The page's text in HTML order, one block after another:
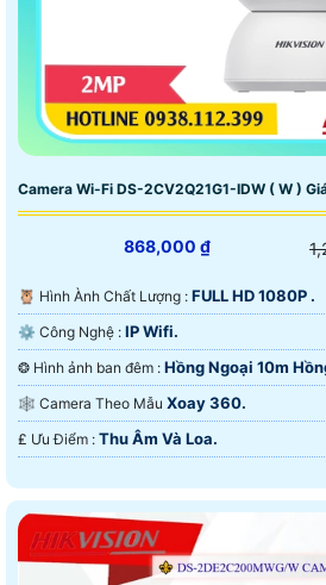
Camera Wi-Fi DS-2CV2Q21G1-IDW ( W )
868,000 ₫
🦉 Hình Ành Chất Lượng : FULL HD 1080P .
⚙ Công Nghệ : IP Wifi.
❂ Hình ảnh ban đêm : Hồng Ngoại 10m
🕸️ Camera Theo Mẫu Xoay 360.
️₤ Ưu Điểm : Thu Âm Và Loa.